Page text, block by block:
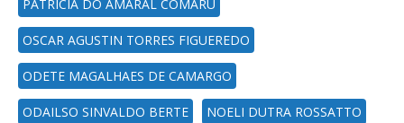
PATRICIA DO AMARAL COMARU
OSCAR AGUSTIN TORRES FIGUEREDO
ODETE MAGALHAES DE CAMARGO
ODAILSO SINVALDO BERTE NOELI DUTRA ROSSATTO